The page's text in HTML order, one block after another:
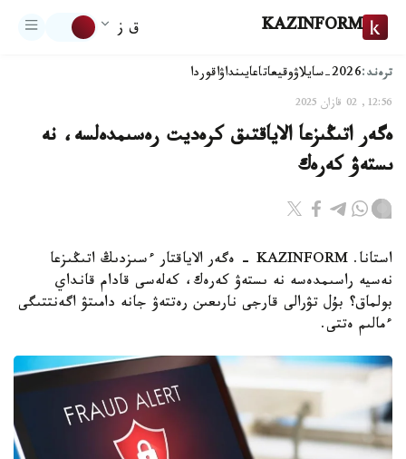
KAZINFORM ق ز
ترەند:2026-سايلاۋ وقيعاتاعايىنداۋاقوردا
12:56, 02 قازان 2025
ەگەر اتىڭىزعا الاياقتىق كرەديت رەسىمدەلسە، نە
ىستەۋ كەرەك
استانا. KAZINFORM - ەگەر الاياقتار ءسىزدىڭ اتىڭىزعا
نەسيە راسىمدەسە نە ىستەۋ كەرەك، كەلەسى قادام قانداي
بولماق؟ بۇل تۋرالى قارجى نارىعىن رەتتەۋ جانە دامىتۋ اگەنتتىگى
ءمالىم ەتتى.